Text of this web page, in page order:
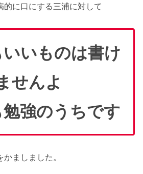
的に口にする三浦に対して
いものは書け
せんよ
強のうちです
ましました。